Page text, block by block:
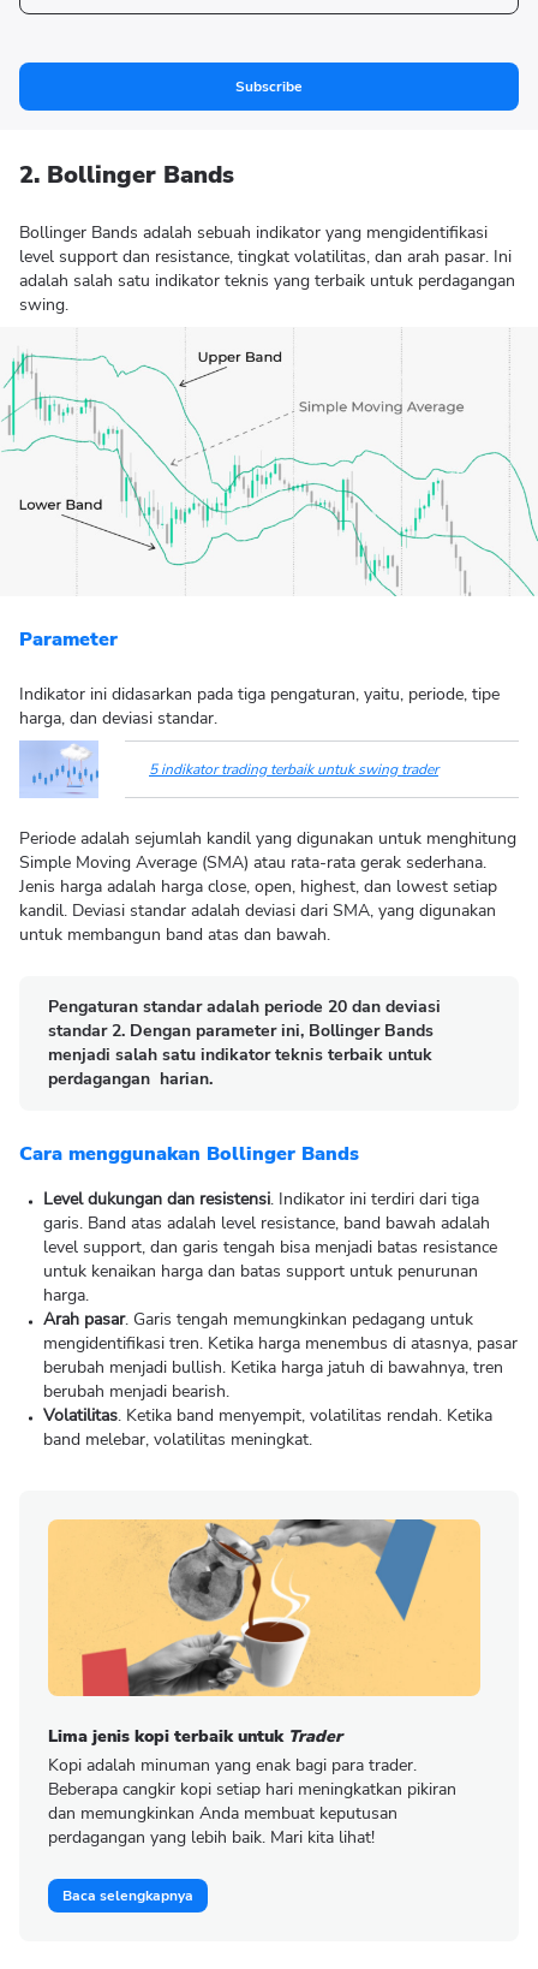
Subscribe
2. Bollinger Bands
Bollinger Bands adalah sebuah indikator yang mengidentifikasi
level support dan resistance, tingkat volatilitas, dan arah pasar. Ini
adalah salah satu indikator teknis yang terbaik untuk perdagangan
swing.
Parameter
Indikator ini didasarkan pada tiga pengaturan, yaitu, periode, tipe
harga, dan deviasi standar.
5 indikator trading terbaik untuk swing trader
Periode adalah sejumlah kandil yang digunakan untuk menghitung
Simple Moving Average (SMA) atau rata-rata gerak sederhana.
Jenis harga adalah harga close, open, highest, dan lowest setiap
kandil. Deviasi standar adalah deviasi dari SMA, yang digunakan
untuk membangun band atas dan bawah.
Pengaturan standar adalah periode 20 dan deviasi
standar 2. Dengan parameter ini, Bollinger Bands
menjadi salah satu indikator teknis terbaik untuk
perdagangan harian.
Cara menggunakan Bollinger Bands
Level dukungan dan resistensi. Indikator ini terdiri dari tiga
garis. Band atas adalah level resistance, band bawah adalah
level support, dan garis tengah bisa menjadi batas resistance
untuk kenaikan harga dan batas support untuk penurunan
harga.
Arah pasar. Garis tengah memungkinkan pedagang untuk
mengidentifikasi tren. Ketika harga menembus di atasnya, pasar
berubah menjadi bullish. Ketika harga jatuh di bawahnya, tren
berubah menjadi bearish.
Volatilitas. Ketika band menyempit, volatilitas rendah. Ketika
band melebar, volatilitas meningkat.
Lima jenis kopi terbaik untuk Trader
Kopi adalah minuman yang enak bagi para trader.
Beberapa cangkir kopi setiap hari meningkatkan pikiran
dan memungkinkan Anda membuat keputusan
perdagangan yang lebih baik. Mari kita lihat!
Baca selengkapnya